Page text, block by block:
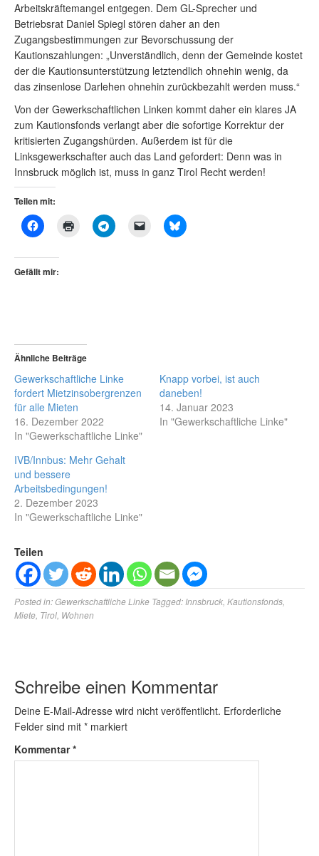
Arbeitskräftemangel entgegen. Dem GL-Sprecher und
Betriebsrat Daniel Spiegl stören daher an den
Zugangsbestimmungen zur Bevorschussung der
Kautionszahlungen: „Unverständlich, denn der Gemeinde kostet
der die Kautionsunterstützung letztendlich ohnehin wenig, da
das zinsenlose Darlehen ohnehin zurückbezahlt werden muss.“
Von der Gewerkschaftlichen Linken kommt daher ein klares JA
zum Kautionsfonds verlangt aber die sofortige Korrektur der
kritisierten Zugangshürden. Außerdem ist für die
Linksgewerkschafter auch das Land gefordert: Denn was in
Innsbruck möglich ist, muss in ganz Tirol Recht werden!
Teilen mit:
Gefällt mir:
Ähnliche Beiträge
Gewerkschaftliche Linke
fordert Mietzinsobergrenzen
für alle Mieten
16. Dezember 2022
In "Gewerkschaftliche Linke"
Knapp vorbei, ist auch
daneben!
14. Januar 2023
In "Gewerkschaftliche Linke"
IVB/Innbus: Mehr Gehalt
und bessere
Arbeitsbedingungen!
2. Dezember 2023
In "Gewerkschaftliche Linke"
Teilen
Posted in:Gewerkschaftliche Linke Tagged: Innsbruck Kautionsfonds
Miete Tirol Wohnen
Schreibe einen Kommentar
Deine E-Mail-Adresse wird nicht veröffentlicht. Erforderliche
Felder sind mit * markiert
Kommentar*